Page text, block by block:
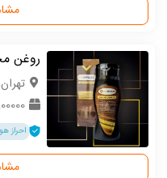
روغن
100000
احراز